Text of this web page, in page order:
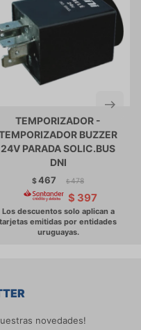
TEMPORIZADOR -
BUZZER
24V PARADA SOLIC.BUS
DNI
$467 $ 478
$ 397
novedades!